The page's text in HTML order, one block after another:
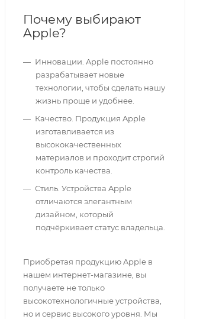
Почему выбирают
Apple?
Инновации. Apple постоянно
разрабатывает новые
технологии, чтобы сделать нашу
жизнь проще и удобнее.
Качество. Продукция Apple
изготавливается из
высококачественных
материалов и проходит строгий
контроль качества.
Стиль. Устройства Apple
отличаются элегантным
дизайном, который
подчёркивает статус владельца.
Приобретая продукцию Apple в
нашем интернет-магазине, вы
получаете не только
высокотехнологичные устройства,
но и сервис высокого уровня. Мы